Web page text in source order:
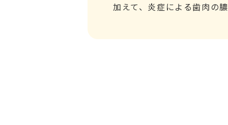
加えて、炎症による歯肉の